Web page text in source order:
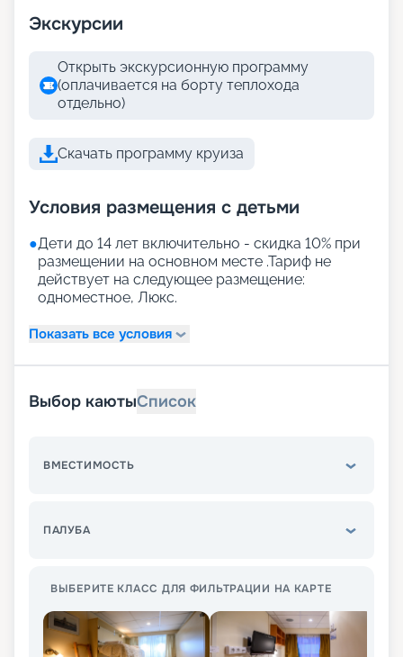
Экскурсии
Открыть экскурсионную программу
(оплачивается на борту теплохода
отдельно)
Скачать программу круиза
Условия размещения с детьми
●Дети до 14 лет включительно - скидка 10% при
размещении на основном месте .Тариф не
действует на следующее размещение:
одноместное, Люкс.
Показать все условия
Выбор каютыСписок
ВМЕСТИМОСТЬ
ПАЛУБА
ВЫБЕРИТЕ КЛАСС ДЛЯ ФИЛЬТРАЦИИ НА КАРТЕ